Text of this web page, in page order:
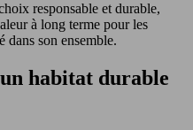
responsable et durable,
à long terme pour les
dans son ensemble.
habitat durable